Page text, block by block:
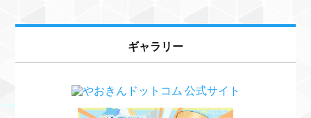
ギャラリー